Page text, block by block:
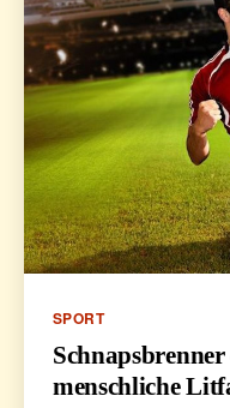
Kategorien
SPORT
menschliche